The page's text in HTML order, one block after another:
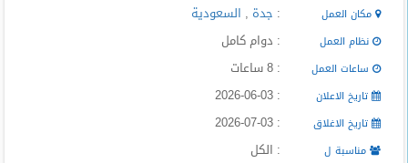
وظائف
حكومية
المدونة
مكان العمل : جدة , السعودية
نظام العمل : دوام كامل
ساعات العمل : 8 ساعات
تاريخ الاعلان : 2026-06-03
تاريخ الاغلاق : 2026-07-03
مناسبة ل : الكل